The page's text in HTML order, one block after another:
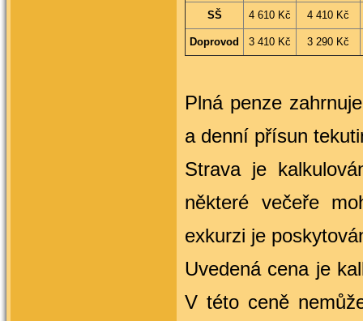
SŠ 4 610 Kč 4 410 Kč
Doprovod 3 410 Kč 3 290 Kč
Plná penze
a denní přísun
Strava je
některé večeře
exkurzi je
Uvedená cena je
V této ceně